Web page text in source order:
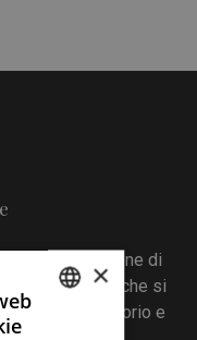
edizione di
un magazine che si
cantine, territorio e
×